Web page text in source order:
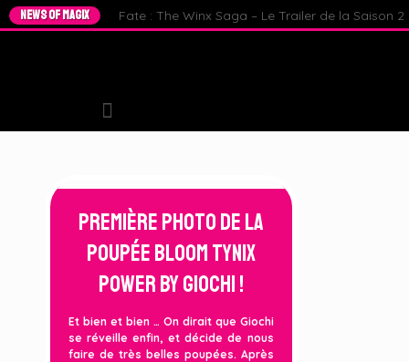
NEWS OF MAGIX Fate : The Winx Saga – Le Trailer de la Saison
Première Photo de la
Poupée Bloom Tynix
Power by Giochi !
Et bien et bien … On dirait que Giochi
se réveille enfin, et décide de nous
faire de très belles poupées. Après